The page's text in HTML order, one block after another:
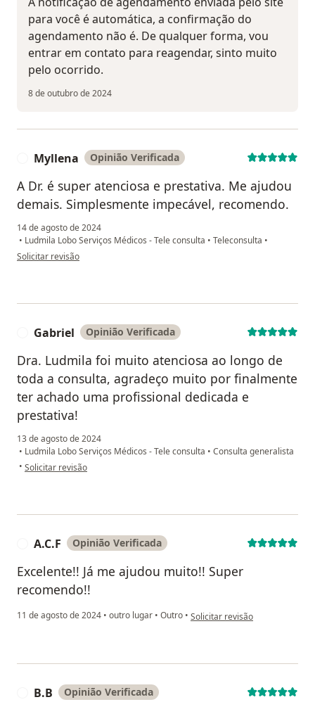
para você é automática, a confirmação do
agendamento não é. De qualquer forma, vou
entrar em contato para reagendar, sinto muito
pelo ocorrido.
8 de outubro de 2024
Myllena Opinião Verificada
A Dr. é super atenciosa e prestativa. Me ajudou
demais. Simplesmente impecável, recomendo.
14 de agosto de 2024
• Ludmila Lobo Serviços Médicos - Tele consulta • Teleconsulta •
na opinião do utilizador Myllena
Solicitar revisão
Gabriel Opinião Verificada
Dra. Ludmila foi muito atenciosa ao longo de
toda a consulta, agradeço muito por finalmente
ter achado uma profissional dedicada e
prestativa!
13 de agosto de 2024
• Ludmila Lobo Serviços Médicos - Tele consulta • Consulta generalista
• na opinião do utilizador Gabriel
Solicitar revisão
A.C.F Opinião Verificada
Excelente!! Já me ajudou muito!! Super
recomendo!!
11 de agosto de 2024 • outro lugar • Outro • na opinião do utilizador A.C.F
Solicitar revisão
B.B Opinião Verificada